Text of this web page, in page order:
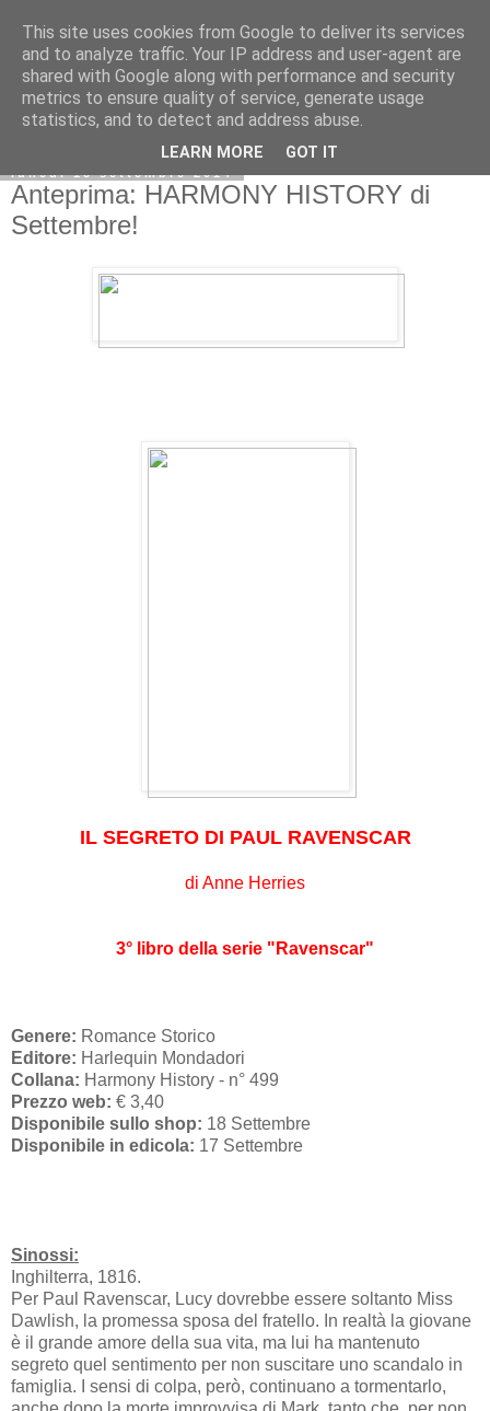
lunedì 15 settembre 2014
Anteprima: HARMONY HISTORY di
Settembre!
IL SEGRETO DI PAUL RAVENSCAR
di Anne Herries
3° libro della serie "Ravenscar"
Genere: Romance Storico
Editore: Harlequin Mondadori
Collana: Harmony History - n° 499
Prezzo web: € 3,40
Disponibile sullo shop: 18 Settembre
Disponibile in edicola: 17 Settembre
Sinossi:
Inghilterra, 1816.
Per Paul Ravenscar, Lucy dovrebbe essere soltanto Miss
Dawlish, la promessa sposa del fratello. In realtà la giovane
è il grande amore della sua vita, ma lui ha mantenuto
segreto quel sentimento per non suscitare uno scandalo in
famiglia. I sensi di colpa, però, continuano a tormentarlo,
This site uses cookies from Google to deliver its services
and to analyze traffic. Your IP address and user-agent are
shared with Google along with performance and security
metrics to ensure quality of service, generate usage
statistics, and to detect and address abuse.
LEARN MORE GOT IT